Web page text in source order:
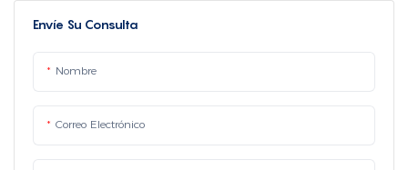
Envíe Su Consulta
Nombre
Correo Electrónico